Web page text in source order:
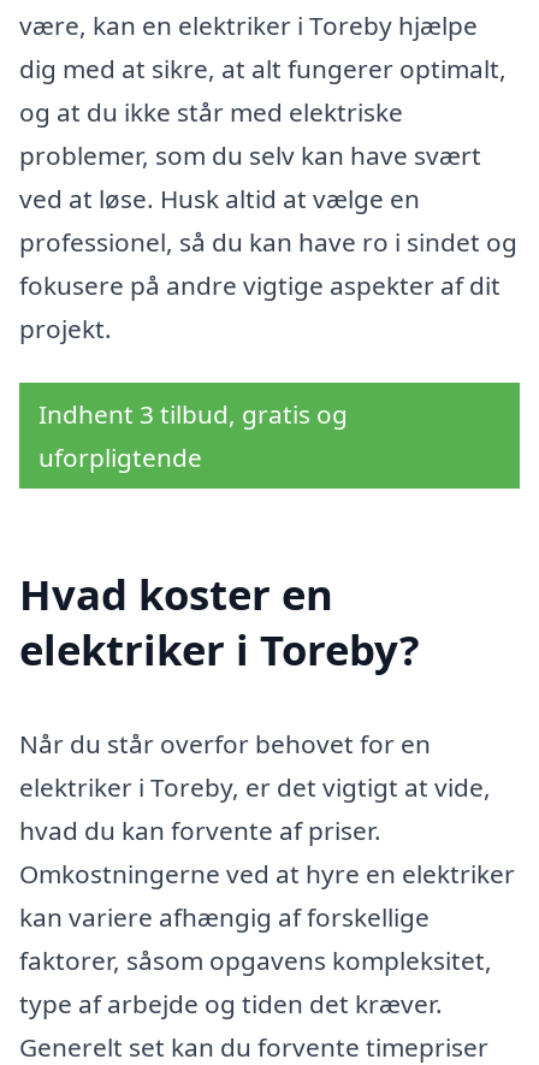
være, kan en elektriker i Toreby hjælpe
dig med at sikre, at alt fungerer optimalt,
og at du ikke står med elektriske
problemer, som du selv kan have svært
ved at løse. Husk altid at vælge en
professionel, så du kan have ro i sindet og
fokusere på andre vigtige aspekter af dit
projekt.
Indhent 3 tilbud, gratis og
uforpligtende
Hvad koster en
elektriker i Toreby?
Når du står overfor behovet for en
elektriker i Toreby, er det vigtigt at vide,
hvad du kan forvente af priser.
Omkostningerne ved at hyre en elektriker
kan variere afhængig af forskellige
faktorer, såsom opgavens kompleksitet,
type af arbejde og tiden det kræver.
Generelt set kan du forvente timepriser